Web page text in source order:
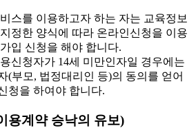
스를 이용하고자 하는 자는 교육정보
정한 양식에 따라 온라인신청을 이용
입 신청을 해야 합니다.
신청자가 14세 미만인자일 경우에는
(부모, 법정대리인 등)의 동의를 얻어
청을 하여야 합니다.
용계약 승낙의 유보)